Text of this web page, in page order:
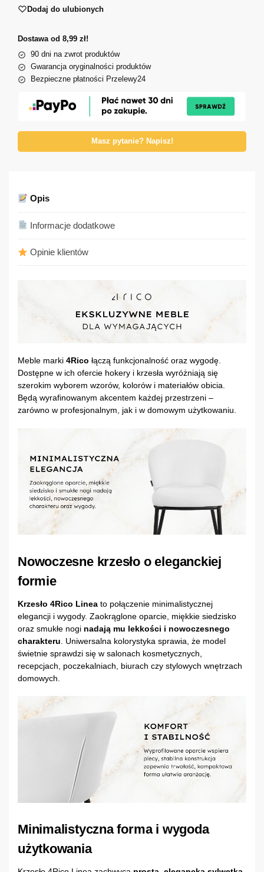
Dodaj do ulubionych
Dostawa od 8,99 zł!
90 dni na zwrot produktów
Gwarancja oryginalności produktów
Bezpieczne płatności Przelewy24
Masz pytanie? Napisz!
Opis
Informacje dodatkowe
Opinie klientów
Meble marki 4Rico łączą funkcjonalność oraz wygodę.
Dostępne w ich ofercie hokery i krzesła wyróżniają się
szerokim wyborem wzorów, kolorów i materiałów obicia.
Będą wyrafinowanym akcentem każdej przestrzeni –
zarówno w profesjonalnym, jak i w domowym użytkowaniu.
Nowoczesne krzesło o eleganckiej
formie
Krzesło 4Rico Linea to połączenie minimalistycznej
elegancji i wygody. Zaokrąglone oparcie, miękkie siedzisko
oraz smukłe nogi nadają mu lekkości i nowoczesnego
charakteru . Uniwersalna kolorystyka sprawia, że model
świetnie sprawdzi się w salonach kosmetycznych,
recepcjach, poczekalniach, biurach czy stylowych wnętrzach
domowych.
Minimalistyczna forma i wygoda
użytkowania